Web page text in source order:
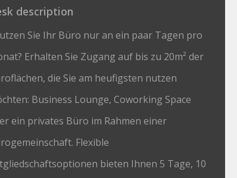
description
Sie Ihr Büro nur an ein paar Tagen pro
Erhalten Sie Zugang auf bis zu 20m² der
die Sie am heufigsten nutzen
Business Lounge, Coworking Space
ein privates Büro im Rahmen einer
Flexible
bieten Ihnen 5 Tage, 10